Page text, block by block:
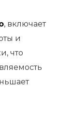
, включает
и
что